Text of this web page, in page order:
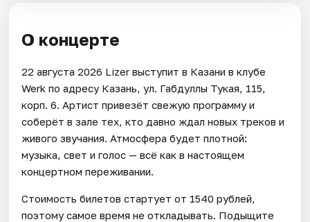
О концерте
22 августа 2026 Lizer выступит в Казани в клубе
Werk по адресу Казань, ул. Габдуллы Тукая, 115,
корп. 6. Артист привезёт свежую программу и
соберёт в зале тех, кто давно ждал новых треков и
живого звучания. Атмосфера будет плотной:
музыка, свет и голос — всё как в настоящем
концертном переживании.
Стоимость билетов стартует от 1540 рублей,
поэтому самое время не откладывать. Подыщите